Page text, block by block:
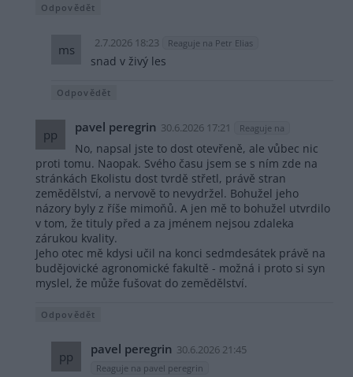
Odpovědět
ms 2.7.2026 18:23 Reaguje na Petr Elias
snad v živý les
Odpovědět
pp pavel peregrin 30.6.2026 17:21 Reaguje na
No, napsal jste to dost otevřeně, ale vůbec nic
proti tomu. Naopak. Svého času jsem se s ním zde na
stránkách Ekolistu dost tvrdě střetl, právě stran
zemědělství, a nervově to nevydržel. Bohužel jeho
názory byly z říše mimoňů. A jen mě to bohužel utvrdilo
v tom, že tituly před a za jménem nejsou zdaleka
zárukou kvality.
Jeho otec mě kdysi učil na konci sedmdesátek právě na
budějovické agronomické fakultě - možná i proto si syn
myslel, že může fušovat do zemědělství.
Odpovědět
pp pavel peregrin 30.6.2026 21:45
Reaguje na pavel peregrin